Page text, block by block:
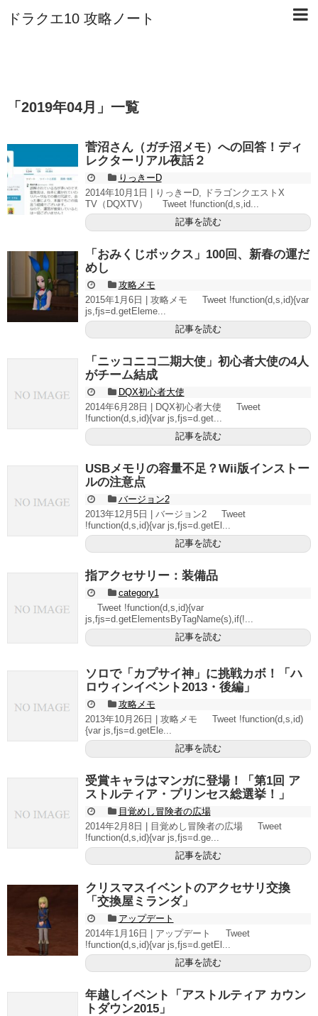
ドラクエ10 攻略ノート
「 2019年04月 」 一覧
菅沼さん（ガチ沼メモ）への回答！ディ
レクターリアル夜話２
りっきーD
2014年10月1日 | りっきーD, ドラゴンクエストX
TV（DQXTV） Tweet !function(d,s,id...
記事を読む
「おみくじボックス」100回、新春の運だ
めし
攻略メモ
2015年1月6日 | 攻略メモ Tweet !function(d,s,id){var
js,fjs=d.getEleme...
記事を読む
「ニッコニコ二期大使」初心者大使の4人
がチーム結成
DQX初心者大使
2014年6月28日 | DQX初心者大使 Tweet
!function(d,s,id){var js,fjs=d.get...
記事を読む
USBメモリの容量不足？Wii版インストー
ルの注意点
バージョン2
2013年12月5日 | バージョン2 Tweet
!function(d,s,id){var js,fjs=d.getEl...
記事を読む
指アクセサリー：装備品
category1
Tweet !function(d,s,id){var
js,fjs=d.getElementsByTagName(s),if(!...
記事を読む
ソロで「カプサイ神」に挑戦カボ！「ハ
ロウィンイベント2013・後編」
攻略メモ
2013年10月26日 | 攻略メモ Tweet !function(d,s,id)
{var js,fjs=d.getEle...
記事を読む
受賞キャラはマンガに登場！「第1回 ア
ストルティア・プリンセス総選挙！」
目覚めし冒険者の広場
2014年2月8日 | 目覚めし冒険者の広場 Tweet
!function(d,s,id){var js,fjs=d.ge...
記事を読む
クリスマスイベントのアクセサリ交換
「交換屋ミランダ」
アップデート
2014年1月16日 | アップデート Tweet
!function(d,s,id){var js,fjs=d.getEl...
記事を読む
年越しイベント「アストルティア カウン
トダウン2015」